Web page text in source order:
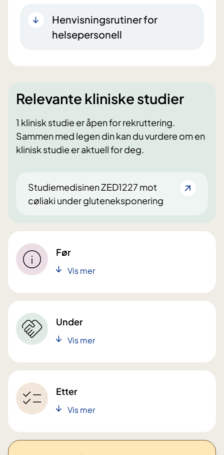
Henvisningsrutiner for
helsepersonell
Relevante kliniske studier
1 klinisk studie er åpen for rekruttering.
Sammen med legen din kan du vurdere om en
klinisk studie er aktuell for deg.
Studiemedisinen ZED1227 mot
cøliaki under gluteneksponering
Før
Vis mer
Under
Vis mer
Etter
Vis mer